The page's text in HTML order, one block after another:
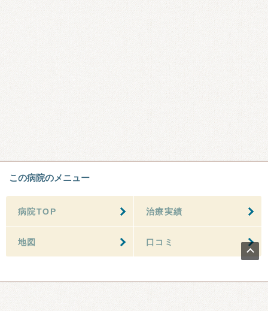
この病院のメニュー
病院TOP 治療実績
地図 口コミ